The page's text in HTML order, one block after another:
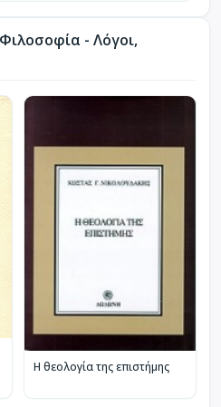
- Λόγοι,
Η θεολογία της επιστήμης